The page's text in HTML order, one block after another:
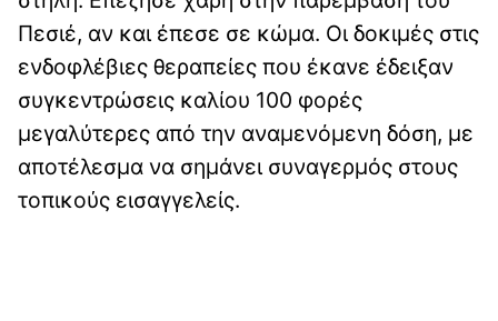
Πεσιέ, αν και έπεσε σε κώμα. Οι δοκιμές στις
ενδοφλέβιες θεραπείες που έκανε έδειξαν
συγκεντρώσεις καλίου 100 φορές
μεγαλύτερες από την αναμενόμενη δόση, με
αποτέλεσμα να σημάνει συναγερμός στους
τοπικούς εισαγγελείς.